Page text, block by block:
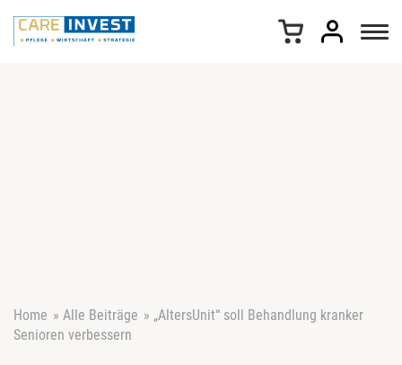
Home » Alle Beiträge » „AltersUnit“ soll Behandlung kranker
Senioren verbessern